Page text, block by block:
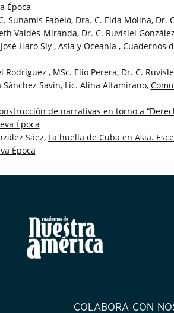
Época
Sunamis Fabelo, Dra. C. Elda Molina, Dr.
Valdés-Miranda, Dr. C. Ruvislei
Haro Sly , Asia y Oceanía , Cuadernos
, MSc. Elio Perera, Dr. C.
Savín, Lic. Alina Altamirano,
de narrativas en torno a
Época
Sáez, La huella de Cuba en Asia.
Época
COLABORA CON